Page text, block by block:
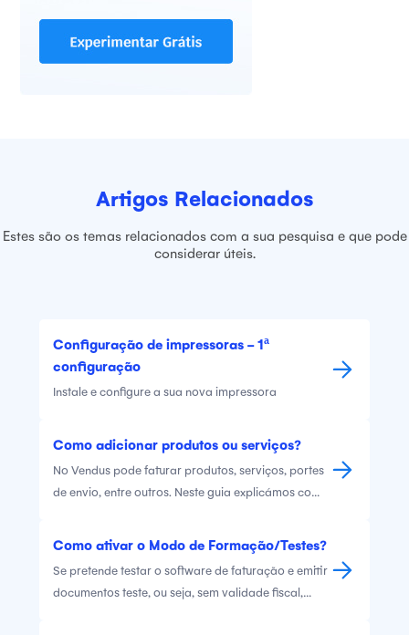
Artigos Relacionados
Estes são os temas relacionados com a sua pesquisa e que pode
considerar úteis.
Configuração de impressoras - 1ª
configuração
Instale e configure a sua nova impressora
Como adicionar produtos ou serviços?
No Vendus pode faturar produtos, serviços, portes
de envio, entre outros. Neste guia explicámos como
Como ativar o Modo de Formação/Testes?
Se pretende testar o software de faturação e emitir
documentos teste, ou seja, sem validade fiscal,